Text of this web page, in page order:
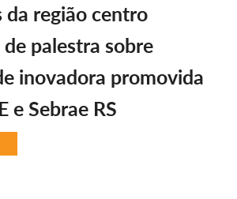
da região centro
palestra sobre
inovadora promovida
e Sebrae RS